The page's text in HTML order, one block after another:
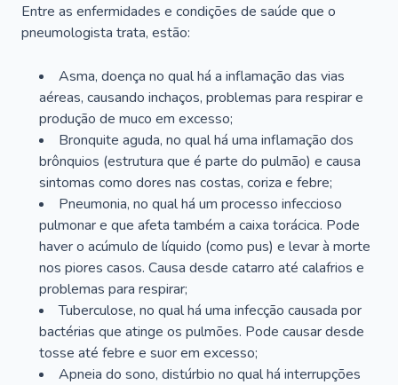
Entre as enfermidades e condições de saúde que o
pneumologista trata, estão:
Asma, doença no qual há a inflamação das vias
aéreas, causando inchaços, problemas para respirar e
produção de muco em excesso;
Bronquite aguda, no qual há uma inflamação dos
brônquios (estrutura que é parte do pulmão) e causa
sintomas como dores nas costas, coriza e febre;
Pneumonia, no qual há um processo infeccioso
pulmonar e que afeta também a caixa torácica. Pode
haver o acúmulo de líquido (como pus) e levar à morte
nos piores casos. Causa desde catarro até calafrios e
problemas para respirar;
Tuberculose, no qual há uma infecção causada por
bactérias que atinge os pulmões. Pode causar desde
tosse até febre e suor em excesso;
Apneia do sono, distúrbio no qual há interrupções